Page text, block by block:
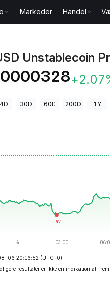
Markeder Handel
Unstablecoin
30D 60D 200D 1Y
06 20:16:52 (UTC+0)
resultater er ikke en indikation af